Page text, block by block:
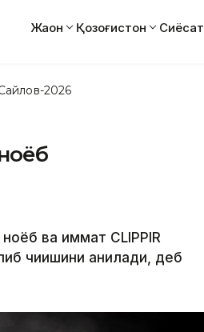
Жаҳон Қозоғистон Сиёсат
2026
ва қиммат CLIPPIR
чиқишини аниқлади, деб